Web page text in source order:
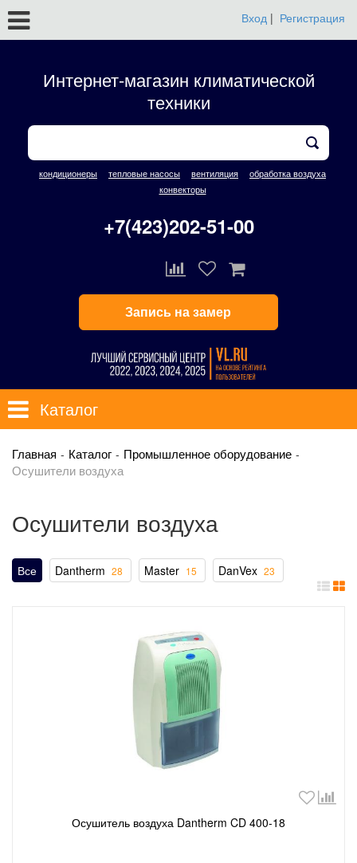
Вход | Регистрация
Интернет-магазин климатической
техники
кондиционеры тепловые насосы вентиляция
обработка воздуха
конвекторы
+7(423)202-51-00
Запись на замер
Каталог
Главная Каталог
Промышленное оборудование
Осушители воздуха
Осушители воздуха
Все Dantherm 28 Master 15 DanVex 23
Осушитель воздуха Dantherm CD 400-18